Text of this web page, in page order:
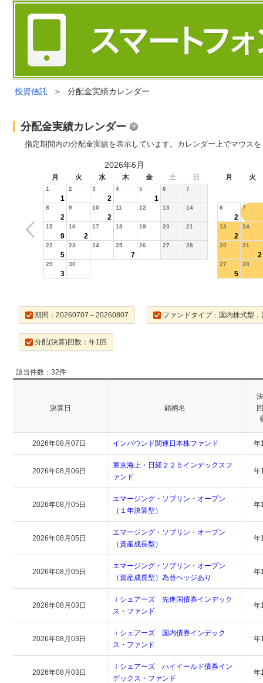
投資信託 ＞ 分配金実績カレンダー
分配金実績カレンダー
指定期間内の分配金実績を表示しています。カレンダー上でマウス
2026年6月
月 火 水 木 金 土 日 月 火
1
1
2 3
2
4 5
1
6 7
8
2
9 10
2
11 12 13 14
15
9
16
2
17 18 19 20 21
22
5
23 24 25
7
26 27 28
29
3
30
6
2
7
13
2
14
20 21
2
27
5
28
期間：20260707～20260807 ファンドタイプ：国内株式型
分配(決算)回数：年1回
該当件数：32件
決算日 銘柄名
2026年08月07日 インバウンド関連日本株ファンド 年
2026年08月06日
東京海上・日経２２５インデックスフ
ァンド
年
2026年08月05日
エマージング・ソブリン・オープン
（１年決算型）
年
2026年08月05日
エマージング・ソブリン・オープン
（資産成長型）
年
2026年08月05日
エマージング・ソブリン・オープン
（資産成長型）為替ヘッジあり
年
2026年08月03日
ｉシェアーズ 先進国債券インデック
ス・ファンド
年
2026年08月03日
ｉシェアーズ 国内債券インデック
ス・ファンド
年
2026年08月03日
ｉシェアーズ ハイイールド債券イン
デックス・ファンド
年